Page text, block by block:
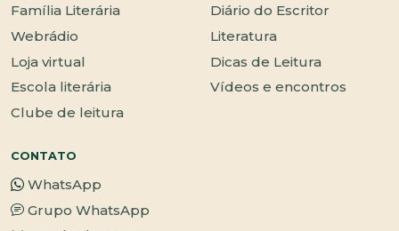
Família Literária
Webrádio
Loja virtual
Escola literária
Clube de leitura
Diário do Escritor
Literatura
Dicas de Leitura
Vídeos e encontros
CONTATO
WhatsApp
Grupo WhatsApp